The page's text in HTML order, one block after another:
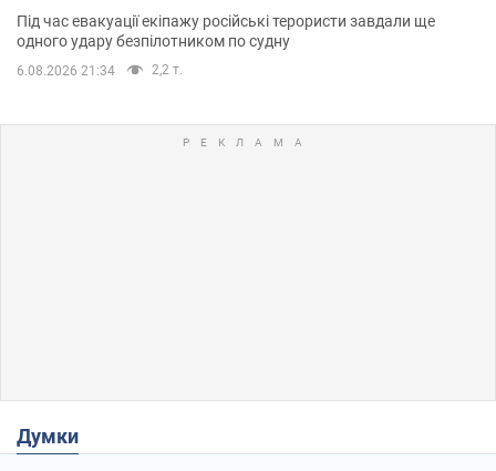
Під час евакуації екіпажу російські терористи завдали ще
одного удару безпілотником по судну
6.08.2026 21:34 2,2 т.
Думки